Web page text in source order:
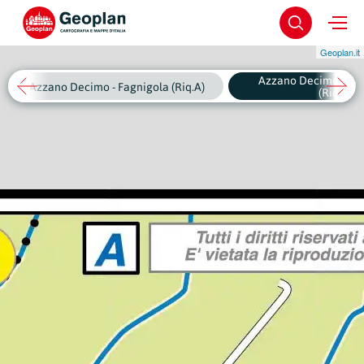
Geoplan.it
Azzano Decimo - Fagnigola (Riq.A)
Azzano Decimo -
(Riq.B)